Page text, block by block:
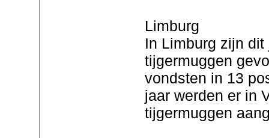
Limburg
In Limburg zijn
tijgermuggen
vondsten in 13
jaar werden er in
tijgermuggen